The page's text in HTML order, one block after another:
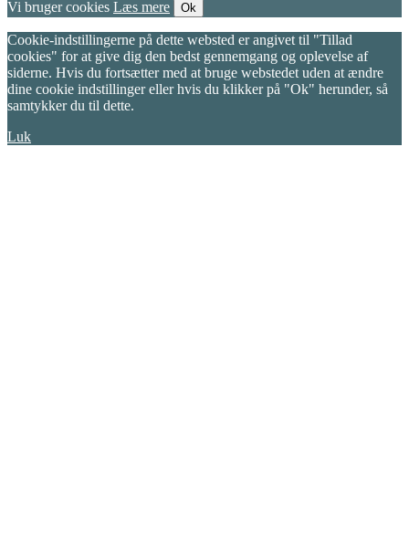
Vi bruger cookies Læs mere Ok
Cookie-indstillingerne på dette websted er angivet til "Tillad
cookies" for at give dig den bedst gennemgang og oplevelse af
siderne. Hvis du fortsætter med at bruge webstedet uden at ændre
dine cookie indstillinger eller hvis du klikker på "Ok" herunder, så
samtykker du til dette.
Luk